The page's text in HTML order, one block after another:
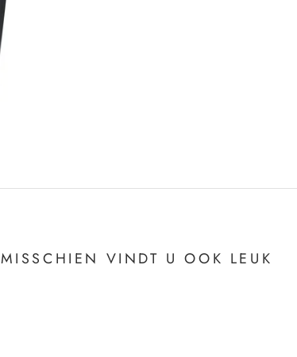
MISSCHIEN VINDT U OOK LEUK